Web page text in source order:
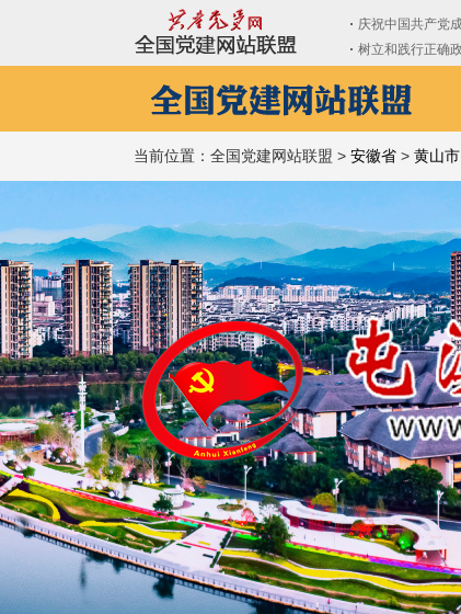
当前位置：全国党建网站联盟 > 安徽省 > 黄山市